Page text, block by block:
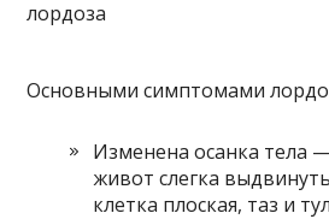
Основными симптомами
Изменена осанка тела
живот слегка
клетка плоская, таз и